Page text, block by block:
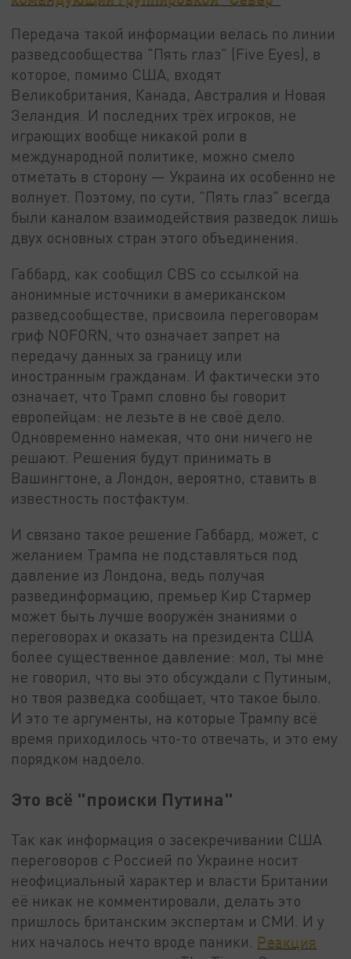
Передача такой информации велась по линии
разведсообщества "Пять глаз" (Five Eyes), в
которое, помимо США, входят
Великобритания, Канада, Австралия и Новая
Зеландия. И последних трёх игроков, не
играющих вообще никакой роли в
международной политике, можно смело
отметать в сторону — Украина их особенно не
волнует. Поэтому, по сути, "Пять глаз" всегда
были каналом взаимодействия разведок лишь
двух основных стран этого объединения.
Габбард, как сообщил CBS со ссылкой на
анонимные источники в американском
разведсообществе, присвоила переговорам
гриф NOFORN, что означает запрет на
передачу данных за границу или
иностранным гражданам. И фактически это
означает, что Трамп словно бы говорит
европейцам: не лезьте в не своё дело.
Одновременно намекая, что они ничего не
решают. Решения будут принимать в
Вашингтоне, а Лондон, вероятно, ставить в
известность постфактум.
И связано такое решение Габбард, может, с
желанием Трампа не подставляться под
давление из Лондона, ведь получая
развединформацию, премьер Кир Стармер
может быть лучше вооружён знаниями о
переговорах и оказать на президента США
более существенное давление: мол, ты мне
не говорил, что вы это обсуждали с Путиным,
но твоя разведка сообщает, что такое было.
И это те аргументы, на которые Трампу всё
время приходилось что-то отвечать, и это ему
порядком надоело.
Это всё "происки Путина"
Так как информация о засекречивании США
переговоров с Россией по Украине носит
неофициальный характер и власти Британии
её никак не комментировали, делать это
пришлось британским экспертам и СМИ. И у
них началось нечто вроде паники. Реакция